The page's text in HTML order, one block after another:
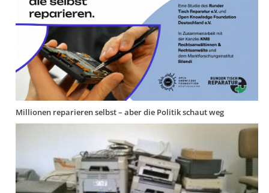
Millionen reparieren selbst – aber die Politik schaut weg